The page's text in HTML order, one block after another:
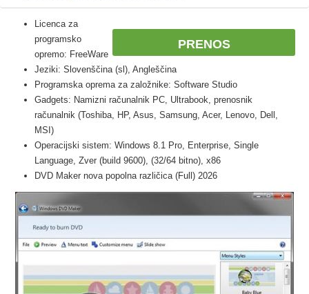
PRENOS
Licenca za
programsko
opremo: FreeWare
Jeziki: Slovenščina (sl), Angleščina
Programska oprema za založnike: Software Studio
Gadgets: Namizni računalnik PC, Ultrabook, prenosnik
računalnik (Toshiba, HP, Asus, Samsung, Acer, Lenovo, Dell,
MSI)
Operacijski sistem: Windows 8.1 Pro, Enterprise, Single
Language, Zver (build 9600), (32/64 bitno), x86
DVD Maker nova popolna različica (Full) 2026